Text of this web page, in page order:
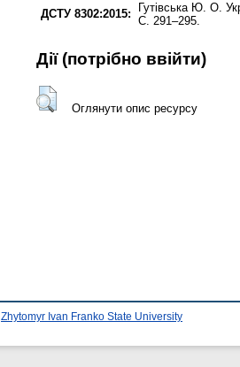
ДСТУ 8302:2015:
Гутівська Ю. О.
С. 291–295.
Дії ​​(потрібно ввійти)
Оглянути опис ресурсу
Zhytomyr Ivan Franko State University